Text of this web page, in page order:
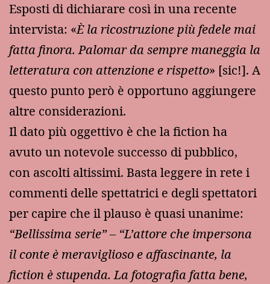
Esposti di dichiarare così in una recente
intervista: «È la ricostruzione più fedele mai
fatta finora. Palomar da sempre maneggia la
letteratura con attenzione e rispetto» [sic!]. A
questo punto però è opportuno aggiungere
altre considerazioni.
Il dato più oggettivo è che la fiction ha
avuto un notevole successo di pubblico,
con ascolti altissimi. Basta leggere in rete i
commenti delle spettatrici e degli spettatori
per capire che il plauso è quasi unanime:
“Bellissima serie” – “L’attore che impersona
il conte è meraviglioso e affascinante, la
fiction è stupenda. La fotografia fatta bene,